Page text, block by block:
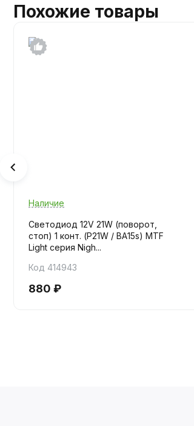
Похожие товары
Наличие
Светодиод 12V 21W (поворот,
стоп) 1 конт. (P21W / BA15s) MTF
Light серия Nigh...
Код 414943
880 ₽